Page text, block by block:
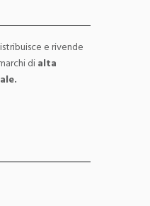
e rivende
dialta